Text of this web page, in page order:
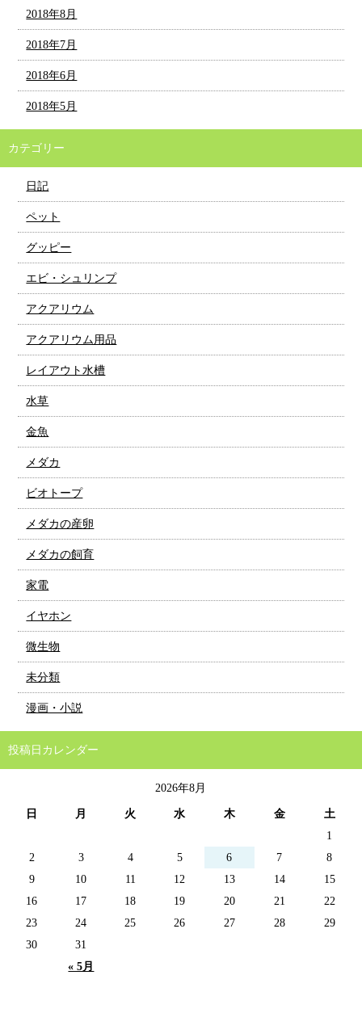
2018年8月
2018年7月
2018年6月
2018年5月
カテゴリー
日記
ペット
グッピー
エビ・シュリンプ
アクアリウム
アクアリウム用品
レイアウト水槽
水草
金魚
メダカ
ビオトープ
メダカの産卵
メダカの飼育
家電
イヤホン
微生物
未分類
漫画・小説
投稿日カレンダー
2026年8月
日 月 火 水 木 金 土
« 5月
1
2
3 4 5 6 7
8
9
10 11 12 13 14
15
16
17 18 19 20 21
22
23
24 25 26 27 28
29
30
31